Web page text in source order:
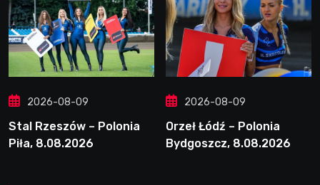
2026-08-09
Stal Rzeszów – Polonia
Piła, 8.08.2026
2026-08-09
Orzeł Łódź – Polonia
Bydgoszcz, 8.08.2026